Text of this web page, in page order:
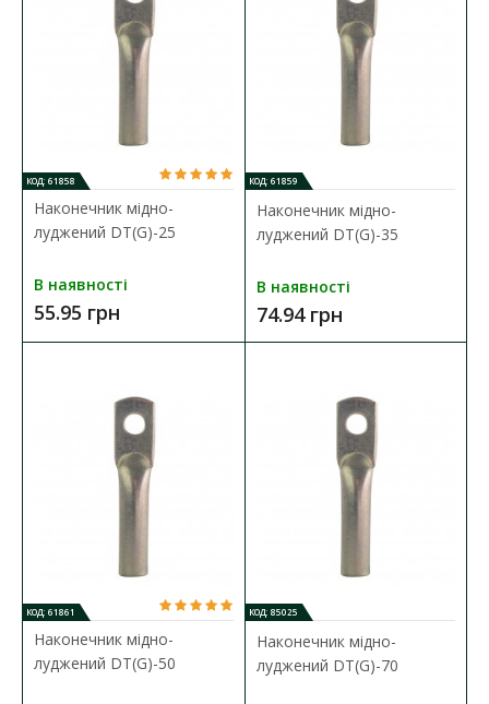
Кабельний наконечник серії DT(G) представляє собою
спеціальний елемент, які призначений дл..
ДО КОШИКА
КОД: 61858
Наконечник мідно-
луджений DT(G)-25
В наявності
55.95 грн
КОД: 61859
Наконечник мідно-
луджений DT(G)-35
В наявності
74.94 грн
КОД: 61861
Наконечник мідно-
луджений DT(G)-50
КОД: 85025
Наконечник мідно-
луджений DT(G)-70